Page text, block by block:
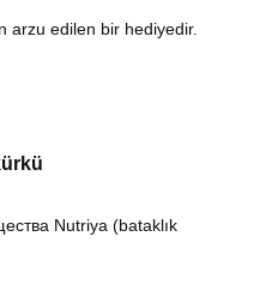
arzu edilen bir hediyedir.
Nutriya (bataklık